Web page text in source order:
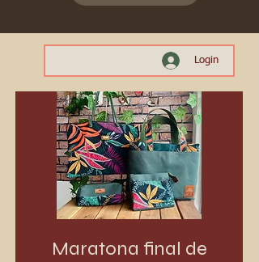
Login
Maratona final de